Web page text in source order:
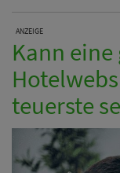
ANZEIGE
Kann
teuerste